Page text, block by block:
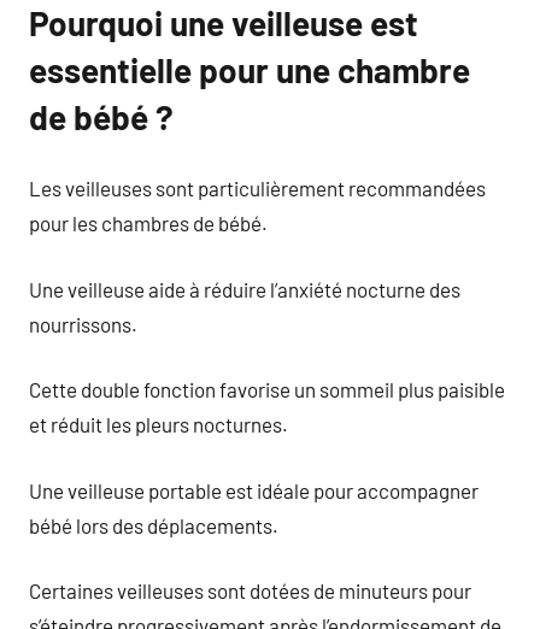
Pourquoi une veilleuse est
essentielle pour une chambre
de bébé ?
Les veilleuses sont particulièrement recommandées
pour les chambres de bébé.
Une veilleuse aide à réduire l’anxiété nocturne des
nourrissons.
Cette double fonction favorise un sommeil plus paisible
et réduit les pleurs nocturnes.
Une veilleuse portable est idéale pour accompagner
bébé lors des déplacements.
Certaines veilleuses sont dotées de minuteurs pour